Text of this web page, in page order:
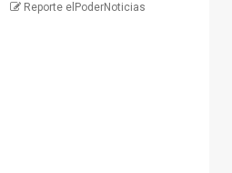
Reporte elPoderNoticias